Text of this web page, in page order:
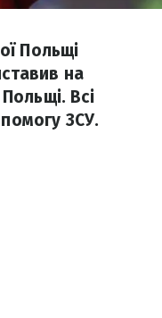
Польщі
на
Всі
ЗСУ.